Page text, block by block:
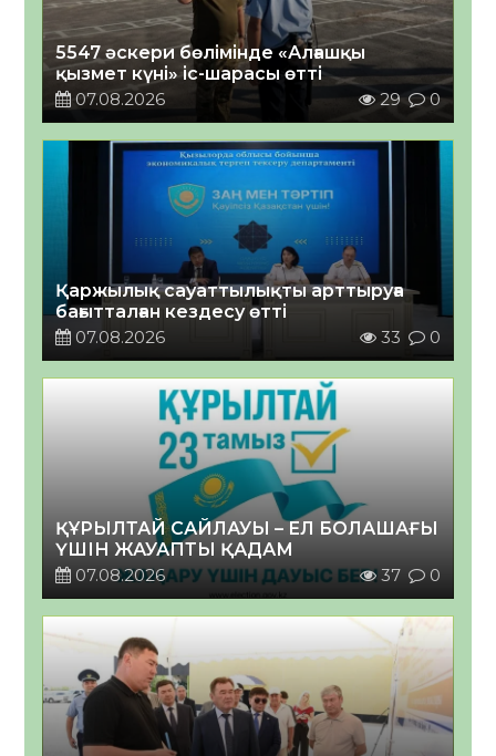
5547 әскери бөлімінде «Алғашқы
қызмет күні» іс-шарасы өтті
07.08.2026
29 0
Қаржылық сауаттылықты арттыруға
бағытталған кездесу өтті
07.08.2026
33 0
ҚҰРЫЛТАЙ САЙЛАУЫ – ЕЛ БОЛАШАҒЫ
ҮШІН ЖАУАПТЫ ҚАДАМ
07.08.2026
37 0